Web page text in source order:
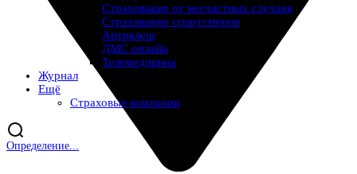
Определение...
Страхование от несчастных случаев
Страхование спортсменов
Антиклещ
ДМС онлайн
Телемедицина
Журнал
Ещё
Страховые компании